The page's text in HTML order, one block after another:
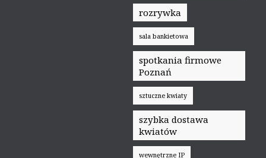
rozrywka
sala bankietowa
spotkania firmowe
Poznań
sztuczne kwiaty
szybka dostawa
kwiatów
wewnętrzne IP